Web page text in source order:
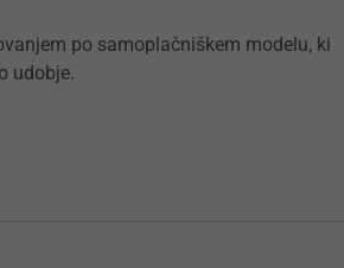
po samoplačniškem modelu, ki
udobje.